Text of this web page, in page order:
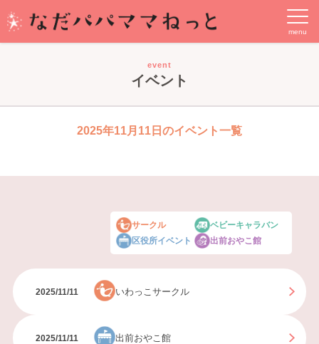
event
イベント
2025年11月11日のイベント一覧
サークル
区役所イベント
ベビーキャラバン
出前おやこ館
2025/11/11 いわっこサークル
2025/11/11 出前おやこ館